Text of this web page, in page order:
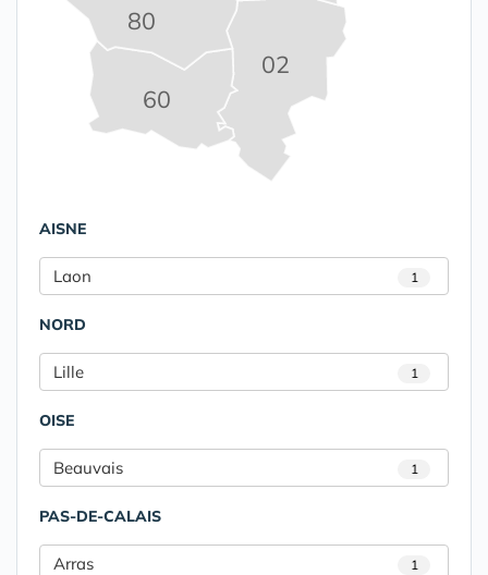
02
60
80
AISNE
Laon 1
NORD
Lille 1
OISE
Beauvais 1
PAS-DE-CALAIS
Arras 1